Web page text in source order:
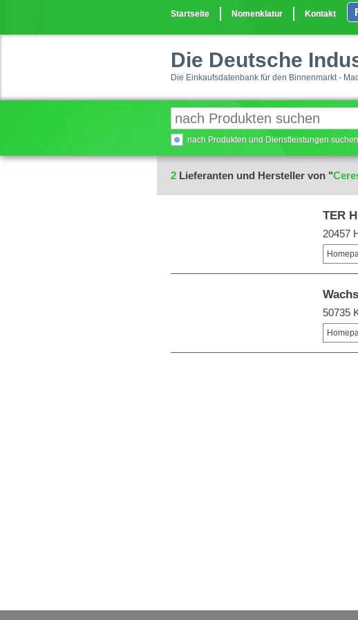
Startseite Nomenklatur Kontakt
Die Deutsche
Die Einkaufsdatenbank für den Binnenmarkt -
nach Produkten und Dienstleistungen suchen
2 Lieferanten und Hersteller von "
TER
20457
50735